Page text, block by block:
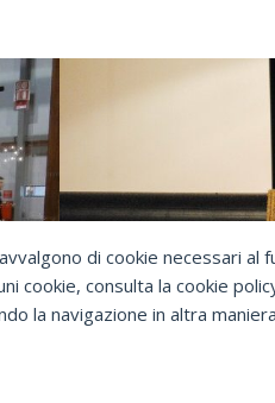
di cookie necessari al
cookie, consulta la cookie
la navigazione in altra